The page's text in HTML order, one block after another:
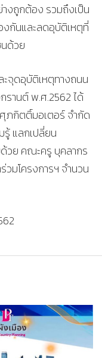
งถูกต้อง รวมถึงเป็น
งกันและลดอุบัติเหตุที่
ด้วย
ะจุดอุบัติเหตุทางถนน
รานต์ พ.ศ.2562 ได้
ภกิตติ์มอเตอร์ จำกัด
รู้ แลกเปลี่ยน
วย คณะครู บุคลากร
วมโครงการฯ จำนวน